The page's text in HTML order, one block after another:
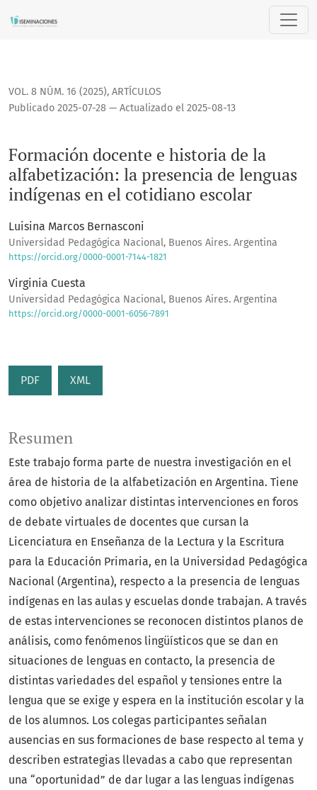
Formación docente e historia de la alfabetización: la
VOL. 8 NÚM. 16 (2025), ARTÍCULOS
Formación docente e historia de la
alfabetización: la presencia de lenguas
indígenas en el cotidiano escolar
Publicado 2025-07-28 — Actualizado el 2025-08-13
Luisina Marcos Bernasconi
Universidad Pedagógica Nacional, Buenos Aires. Argentina
https://orcid.org/0000-0001-7144-1821
Virginia Cuesta
Universidad Pedagógica Nacional, Buenos Aires. Argentina
https://orcid.org/0000-0001-6056-7891
PDF XML
Resumen
Este trabajo forma parte de nuestra investigación en el
área de historia de la alfabetización en Argentina. Tiene
como objetivo analizar distintas intervenciones en foros
de debate virtuales de docentes que cursan la
Licenciatura en Enseñanza de la Lectura y la Escritura
para la Educación Primaria, en la Universidad Pedagógica
Nacional (Argentina), respecto a la presencia de lenguas
indígenas en las aulas y escuelas donde trabajan. A través
de estas intervenciones se reconocen distintos planos de
análisis, como fenómenos lingüísticos que se dan en
situaciones de lenguas en contacto, la presencia de
distintas variedades del español y tensiones entre la
lengua que se exige y espera en la institución escolar y la
de los alumnos. Los colegas participantes señalan
ausencias en sus formaciones de base respecto al tema y
describen estrategias llevadas a cabo que representan
una “oportunidad” de dar lugar a las lenguas indígenas